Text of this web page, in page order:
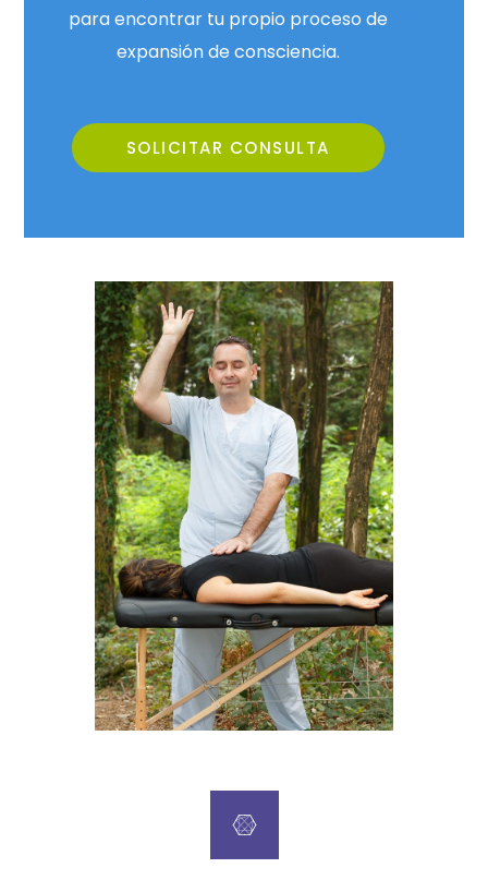
para encontrar tu propio proceso de
expansión de consciencia.
SOLICITAR CONSULTA